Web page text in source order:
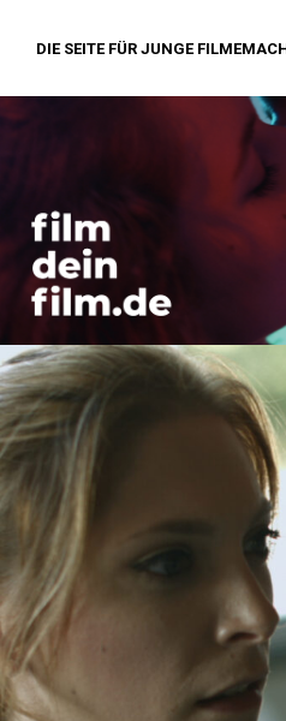
DIE SEITE FÜR JUNGE